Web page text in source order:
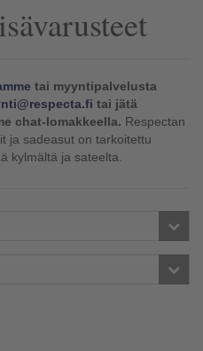
tai myyntipalvelusta
tai jätä
chat-lomakkeella. Respectan
ja sadeasut on tarkoitettu
kylmältä ja sateelta.